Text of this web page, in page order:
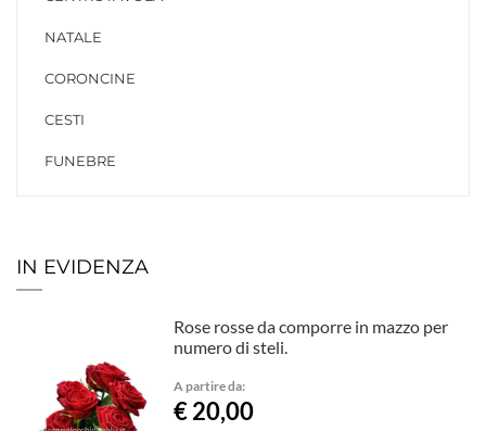
NATALE
CORONCINE
CESTI
FUNEBRE
IN EVIDENZA
Rose rosse da comporre in mazzo per
numero di steli.
A partire da:
€ 20,00